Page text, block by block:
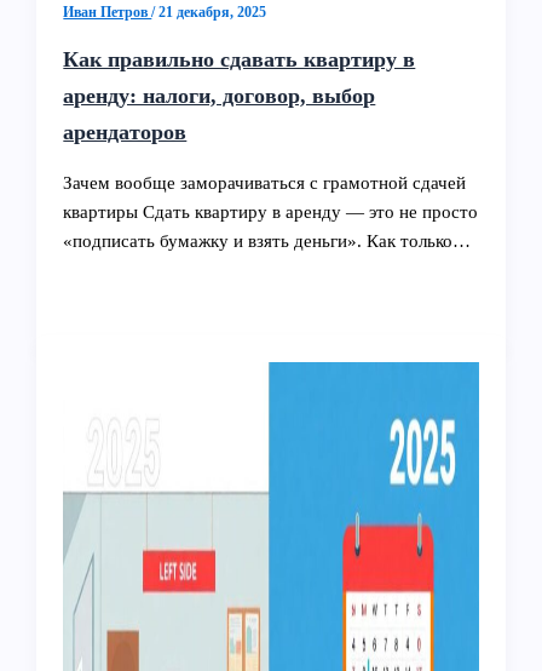
Иван Петров/21 декабря, 2025
Как правильно сдавать квартиру в
аренду: налоги, договор, выбор
арендаторов
Зачем вообще заморачиваться с грамотной сдачей
квартиры Сдать квартиру в аренду — это не просто
«подписать бумажку и взять деньги». Как только…